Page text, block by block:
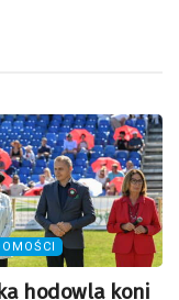
hodowla koni